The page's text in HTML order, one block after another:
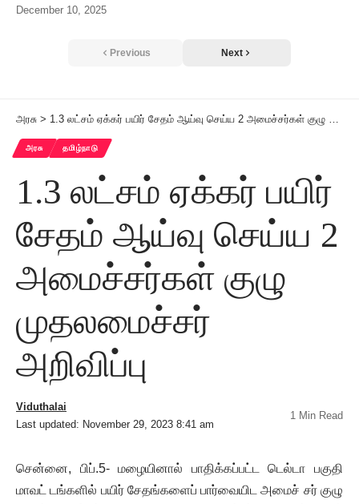
December 10, 2025
Previous Next
அரசு > 1.3 லட்சம் ஏக்கர் பயிர் சேதம் ஆய்வு செய்ய 2 அமைச்சர்கள் குழு முதலமைச்சர் அறிவிப்பு
அரசு தமிழ்நாடு
1.3 லட்சம் ஏக்கர் பயிர்
சேதம் ஆய்வு செய்ய 2
அமைச்சர்கள் குழு
முதலமைச்சர்
அறிவிப்பு
Last updated: November 29, 2023 8:41 am
Viduthalai
1 Min Read
சென்னை, பிப்.5- மழையினால் பாதிக்கப்பட்ட டெல்டா பகுதி
மாவட் டங்களில் பயிர் சேதங்களைப் பார்வையிட அமைச் சர் குழு